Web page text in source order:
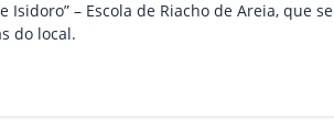
– Escola de Riacho de Areia, que se
do local.